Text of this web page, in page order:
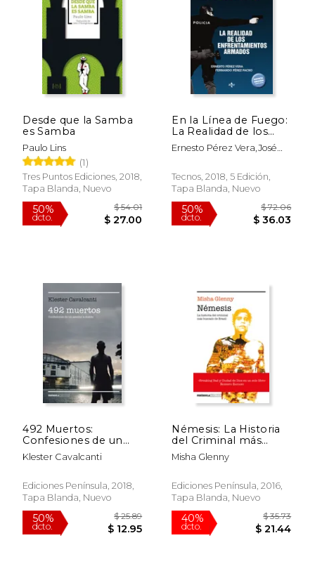
50% 50%
dcto.
Desde que la Samba
es Samba
Paulo Lins
(1)
Tres Puntos Ediciones, 2018,
Tapa Blanda, Nuevo
50%
dcto.
En la Línea de Fuego:
La Realidad de los
Enfrentamientos
Armados
Ernesto Pérez Vera,José
Tecnos, 2018, 5 Edición,
Tapa Blanda, Nuevo
50%
dcto.
492 Muertos:
Confesiones de un
Asesino a Sueldo
(Realidad)
Klester Cavalcanti
Ediciones Península, 2018,
Tapa Blanda, Nuevo
Némesis: La Historia
del Criminal más
Buscado de Brasil
(Realidad)
Misha Glenny
Ediciones Península, 2016,
Tapa Blanda, Nuevo